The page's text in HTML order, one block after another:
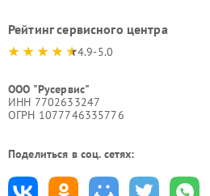
Рейтинг сервисного центра
4.9-5.0
ООО "Русервис"
ИНН 7702633247
ОГРН 1077746335776
Поделиться в соц. сетях: